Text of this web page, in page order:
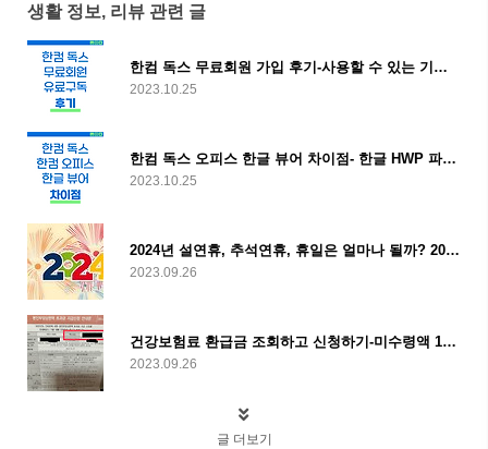
생활 정보, 리뷰 관련 글
한컴 독스 무료회원 가입 후기-사용할 수 있는 기능 소개
2023.10.25
한컴 독스 오피스 한글 뷰어 차이점- 한글 HWP 파일 무료로 보기
2023.10.25
2024년 설연휴, 추석연휴, 휴일은 얼마나 될까? 2024 달력 보기
2023.09.26
건강보험료 환급금 조회하고 신청하기-미수령액 1인당 118만원꼴?
2023.09.26
글 더보기